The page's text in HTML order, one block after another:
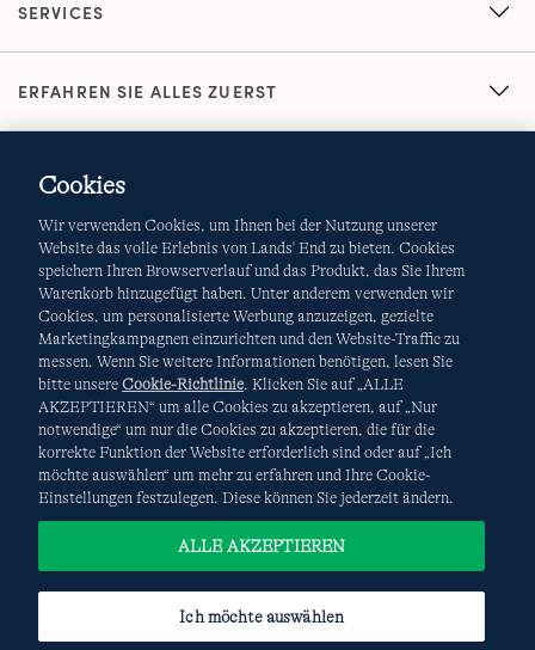
SERVICES
ERFAHREN SIE ALLES ZUERST
AGB Datenschutz & Sicherheit
Cookies-Ich möchte auswählen Site Map
Internationale Websites
Diese Website ist durch reCAPTCHA geschützt. Es gelten die
DatenschutzerklärungundNutzungsbedingungen
Google.
Cookies
Wir verwenden Cookies, um Ihnen bei der Nutzung unserer
Website das volle Erlebnis von Lands' End zu bieten. Cookies
speichern Ihren Browserverlauf und das Produkt, das Sie Ihrem
Warenkorb hinzugefügt haben. Unter anderem verwenden wir
Cookies, um personalisierte Werbung anzuzeigen, gezielte
Marketingkampagnen einzurichten und den Website-Traffic zu
messen. Wenn Sie weitere Informationen benötigen, lesen Sie
bitte unsere Cookie-Richtlinie. Klicken Sie auf „ALLE
AKZEPTIEREN“ um alle Cookies zu akzeptieren, auf „Nur
notwendige“ um nur die Cookies zu akzeptieren, die für die
korrekte Funktion der Website erforderlich sind oder auf „Ich
möchte auswählen“ um mehr zu erfahren und Ihre Cookie-
Einstellungen festzulegen. Diese können Sie jederzeit ändern.
Ich möchte auswählen
ALLE AKZEPTIEREN